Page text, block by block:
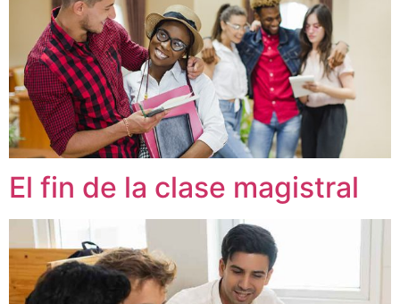
El fin de la clase magistral